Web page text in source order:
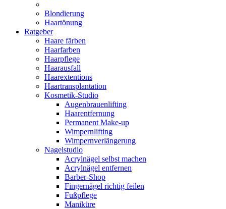
Blondierung
Haartönung
Ratgeber
Haare färben
Haarfarben
Haarpflege
Haarausfall
Haarextentions
Haartransplantation
Kosmetik-Studio
Augenbrauenlifting
Haarentfernung
Permanent Make-up
Wimpernlifting
Wimpernverlängerung
Nagelstudio
Acrylnägel selbst machen
Acrylnägel entfernen
Barber-Shop
Fingernägel richtig feilen
Fußpflege
Maniküre